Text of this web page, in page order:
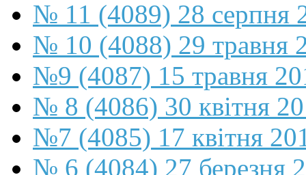
№ 11 (4089) 28 серпня
№ 10 (4088) 29 травня
№9 (4087) 15 травня
№ 8 (4086) 30 квітня
№7 (4085) 17 квітня
№ 6 (4084) 27 березня